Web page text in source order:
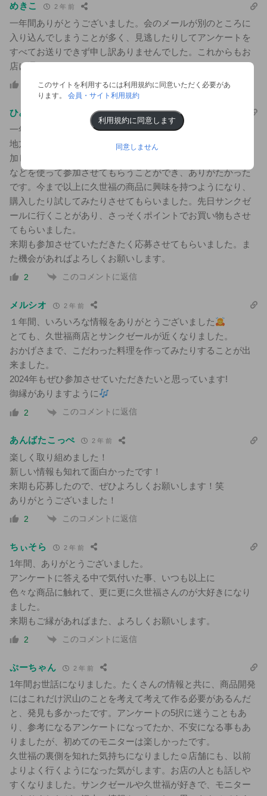
めきこ 2 年 前
一年間ありがとうございました。会のメールが別のところに
入り込んでしまうことが多く、見逃したりしてアンケートを
すべてお送りできず申し訳ありませんでした。これからもお
店に通わせていただきます！
このコメントに返信
ひみつだよ 2 年 前
一年間ありがとうございました。
地方？に住んでいるので、他社でいろいろな活動を見ても参
加しづらいものが多いですが、アンケートの他にもリモート
などを使って参加させてもらうことができ、ありがたかった
です。今まで以上に久世福の商品に興味を持つようになり、
購入したり試してみたりさせてもらいました。先日サンクゼ
ールに行くことがあり、さっそくポイントでお買い物もさせ
てもらいました。
来期も参加させていただきたく応募させてもらいました。ま
た機会があればよろしくお願いします。
2 このコメントに返信
メルシオ 2 年 前
１年間、いろいろな情報をありがとうございました
とても、久世福商店とサンクゼールが近くなりました。
おかげさまで、こだわった料理を作ってみたりすることが出
来ました。
2024年もぜひ参加させていただきたいと思っています!
御縁がありますように
2 このコメントに返信
あんばたこっぺ 2 年 前
楽しく取り組めました！
新しい情報も知れて面白かったです！
来期も応募したので、ぜひよろしくお願いします！笑
ありがとうございました！
2 このコメントに返信
ちぃそら 2 年 前
1年間、ありがとうございました。
アンケートに答える中で気付いた事、いつも以上に
色々な商品に触れて、更に更に久世福さんのが大好きになり
ました。
来期もご縁があればまた、よろしくお願いします。
2 このコメントに返信
ぷーちゃん 2 年 前
1年間お世話になりました。たくさんの情報と共に、商品開発
にはこれだけ沢山のことを考えて考えて作る必要があるんだ
と、発見も多かったです。アンケートの5択に迷うこともあ
り、参考になるアンケートになってたか、不安になる事もあ
りましたが、初めてのモニターは楽しかったです。
久世福の裏側を知れた気持ちになりました☺︎店舗にも、以前
よりよく行くようになった気がします。お店の人とも話しや
すくなりました。サンクゼールや久世福が好きで、モニター
このサイトを利用するには利用規約に同意いただく必要があ
ります。会員・サイト利用規約
利用規約に同意します
同意しません